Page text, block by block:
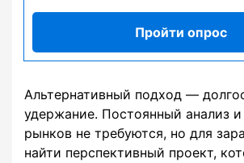
Пройти опрос
Альтернативный подход —
удержание. Постоянный анализ
рынков не требуются, но для
найти перспективный проект,